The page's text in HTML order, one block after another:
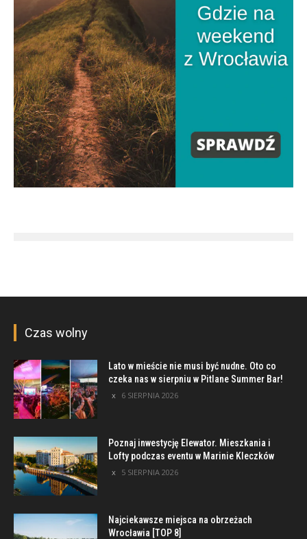
Czas wolny
Lato w mieście nie musi być nudne. Oto co
czeka nas w sierpniu w Pitlane Summer Bar!
6 SIERPNIA 2026
Poznaj inwestycję Elewator. Mieszkania i
Lofty podczas eventu w Marinie Kleczków
5 SIERPNIA 2026
Najciekawsze miejsca na obrzeżach
Wrocławia [TOP 8]